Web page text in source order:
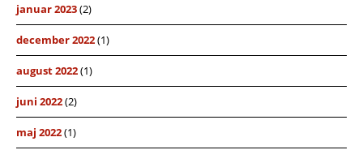
januar 2023(2)
december 2022(1)
august 2022(1)
juni 2022(2)
maj 2022(1)